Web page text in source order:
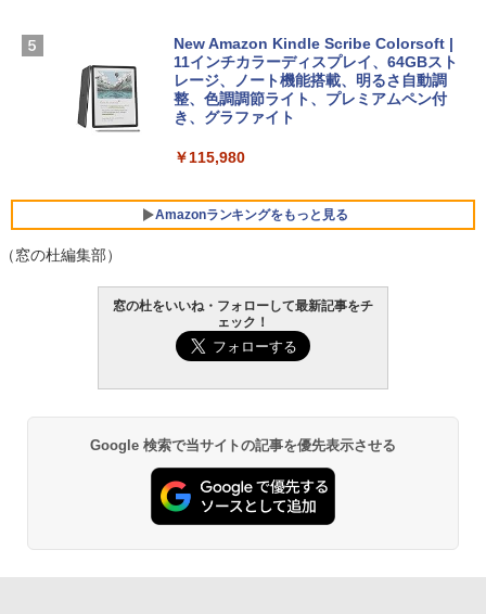
FMV ノートパソコン WE1-K3 (MS 365 P
ersonal/Copilotキー搭載/Win 11/15.6型/
Core i5/16GB/SSD 512GB/ホワイト) FM
VWK3E15W_AZ
￥139,880
￥3,600
New Amazon Kindle Scribe Colorsoft |
11インチカラーディスプレイ、64GBスト
レージ、ノート機能搭載、明るさ自動調
整、色調調節ライト、プレミアムペン付
き、グラファイト
￥115,980
Amazonランキングをもっと見る
（窓の杜編集部）
窓の杜をいいね・フォローして最新記事をチ
ェック！
Google 検索で当サイトの記事を優先表示させる